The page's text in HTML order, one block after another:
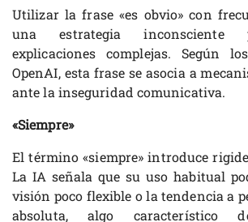
Utilizar la frase «es obvio» con
una estrategia inconsciente
explicaciones complejas. Según
OpenAI, esta frase se asocia a
ante la inseguridad comunicativa.
«Siempre»
El término «siempre» introduce
La IA señala que su uso habitual
visión poco flexible o la tendencia a
absoluta, algo característico